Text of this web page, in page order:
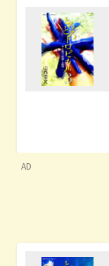
AD